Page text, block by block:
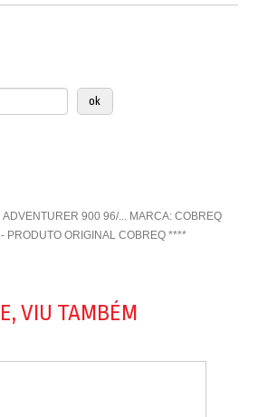
900 96/... MARCA: COBREQ
PRODUTO ORIGINAL COBREQ ****
VIU TAMBÉM